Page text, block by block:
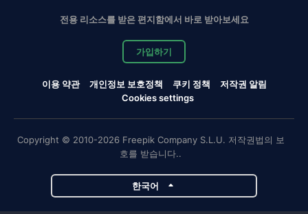
전용 리소스를 받은 편지함에서 바로 받아보세요
가입하기
이용 약관 개인정보 보호정책 쿠키 정책
저작권 알림
Cookies settings
Copyright © 2010-2026 Freepik Company S.L.U. 저작권법의 보
호를 받습니다..
한국어